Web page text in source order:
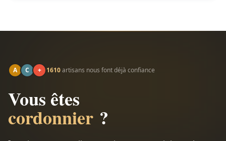
A C + 1610artisans nous font déjà confiance
Vous êtes
cordonnier ?